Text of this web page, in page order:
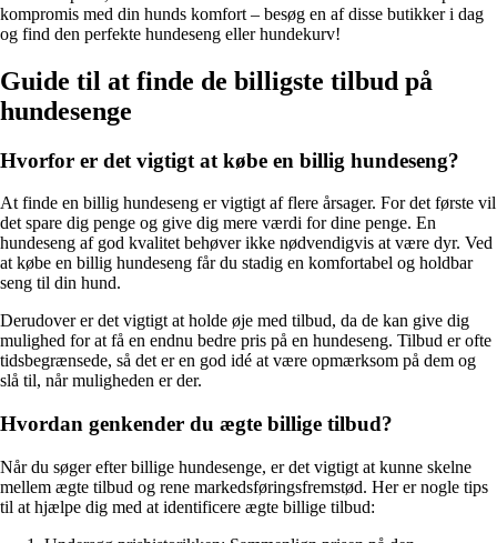
kompromis med din hunds komfort – besøg en af disse butikker i dag
og find den perfekte hundeseng eller hundekurv!
Guide til at finde de billigste tilbud på
hundesenge
Hvorfor er det vigtigt at købe en billig hundeseng?
At finde en billig hundeseng er vigtigt af flere årsager. For det første vil
det spare dig penge og give dig mere værdi for dine penge. En
hundeseng af god kvalitet behøver ikke nødvendigvis at være dyr. Ved
at købe en billig hundeseng får du stadig en komfortabel og holdbar
seng til din hund.
Derudover er det vigtigt at holde øje med tilbud, da de kan give dig
mulighed for at få en endnu bedre pris på en hundeseng. Tilbud er ofte
tidsbegrænsede, så det er en god idé at være opmærksom på dem og
slå til, når muligheden er der.
Hvordan genkender du ægte billige tilbud?
Når du søger efter billige hundesenge, er det vigtigt at kunne skelne
mellem ægte tilbud og rene markedsføringsfremstød. Her er nogle tips
til at hjælpe dig med at identificere ægte billige tilbud: